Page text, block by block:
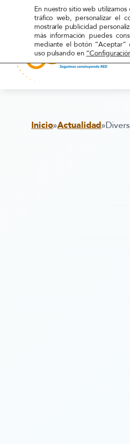
Red
Acoge
Inicio»Actualidad»
En nuestro sitio web
tráfico web, personalizar el
mostrarle publicidad
más información puedes
mediante el botón “Aceptar”
uso pulsando en